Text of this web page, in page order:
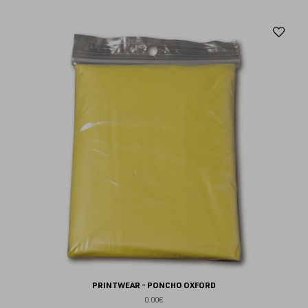
PRINTWEAR - PONCHO OXFORD
0.00€